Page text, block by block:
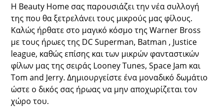
Η Beauty Home σας παρουσιάζει την νέα συλλογή
της που θα ξετρελάνει τους μικρούς μας φίλους.
Καλώς ήρθατε στο μαγικό κόσμο της Warner Bross
με τους ήρωες της DC Superman, Batman , Justice
league, καθώς επίσης και των μικρών φανταστικών
φίλων μας της σειράς Looney Tunes, Space Jam και
Tom and Jerry. Δημιουργείστε ένα μοναδικό δωμάτιο
ώστε ο δικός σας ήρωας να μην αποχωρίζεται τον
χώρο του.